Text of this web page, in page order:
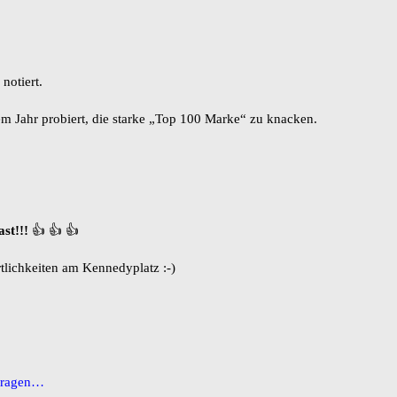
notiert.
Jahr probiert, die starke „Top 100 Marke“ zu knacken.
👍 👍 👍
am Kennedyplatz :-)